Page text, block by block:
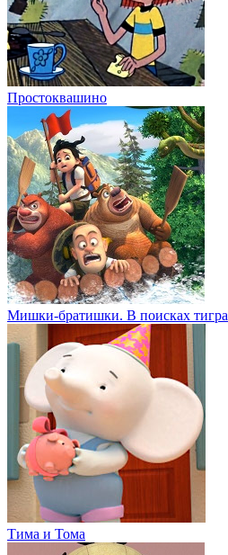
Простоквашино
Мишки-братишки. В поисках тигра
Тима и Тома